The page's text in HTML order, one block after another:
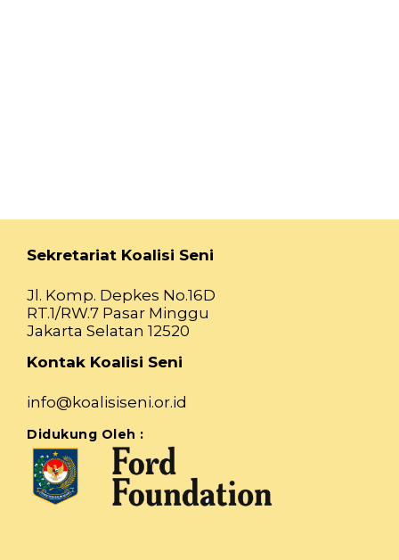
Sekretariat Koalisi Seni
Jl. Komp. Depkes No.16D
RT.1/RW.7 Pasar Minggu
Jakarta Selatan 12520
Kontak Koalisi Seni
info@koalisiseni.or.id
Didukung Oleh :